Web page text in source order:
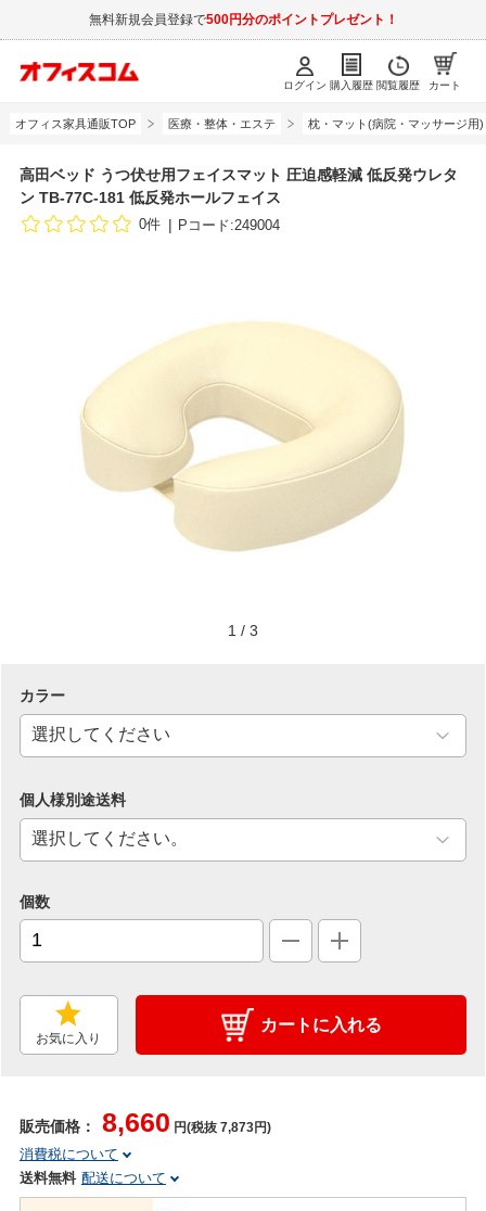
無料新規会員登録で500円分のポイントプレゼント！
ログイン 購入履歴 閲覧履歴 カート
オフィス家具通販TOP 医療・整体・エステ 枕・マット(病院・マッサージ用)
高田ベッド うつ伏せ用フェイスマット 圧迫感軽減 低反発ウレタ
ン TB-77C-181 低反発ホールフェイス
0件 Pコード:249004
1 / 3
カラー
個人様別途送料
個数
お気に入り
カートに入れる
販売価格： 8,660 円(税抜 7,873円)
消費税について
送料無料 配送について